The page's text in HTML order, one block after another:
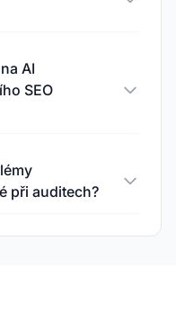
AI
SEO
při auditech?